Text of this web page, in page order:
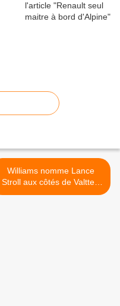
Williams nomme Lance
Stroll aux côtés de Valtteri
Bottas >